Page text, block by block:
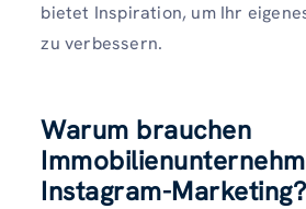
bietet Inspiration, um Ihr
zu verbessern.
Warum brauchen
Instagram-Marketing?